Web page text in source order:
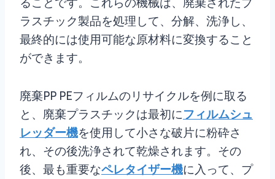
ラスチック製品を処理して、分解、洗浄し、
最終的には使用可能な原材料に変換すること
ができます。
廃棄PP PEフィルムのリサイクルを例に取る
と、廃棄プラスチックは最初にフィルムシュ
レッダー機を使用して小さな破片に粉砕さ
れ、その後洗浄されて乾燥されます。その
後、最も重要なペレタイザー機に入って、プ